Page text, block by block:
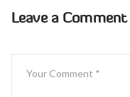
Leave a Comment